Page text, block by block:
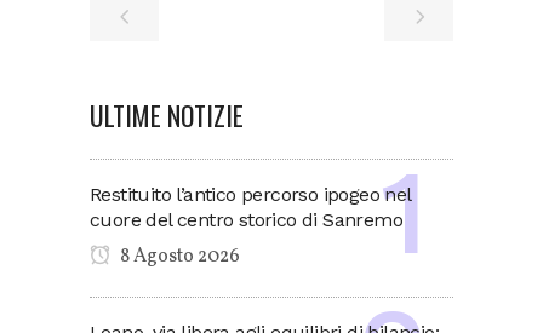
ULTIME NOTIZIE
Restituito l’antico percorso ipogeo nel
cuore del centro storico di Sanremo
8 Agosto 2026